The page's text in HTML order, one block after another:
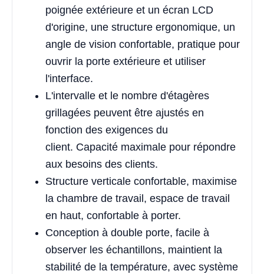
poignée extérieure et un écran LCD
d'origine, une structure ergonomique, un
angle de vision confortable, pratique pour
ouvrir la porte extérieure et utiliser
l'interface.
L'intervalle et le nombre d'étagères
grillagées peuvent être ajustés en
fonction des exigences du
client. Capacité maximale pour répondre
aux besoins des clients.
Structure verticale confortable, maximise
la chambre de travail, espace de travail
en haut, confortable à porter.
Conception à double porte, facile à
observer les échantillons, maintient la
stabilité de la température, avec système